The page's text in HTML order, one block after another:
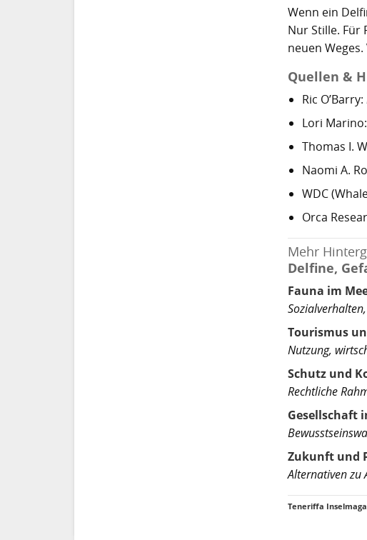
Wenn ein
Nur Stille. Für
neuen
Quellen &
Ric O’Barry:
Lori Marino:
Thomas I.
Naomi A.
WDC
Orca
Mehr
Delfine,
Fauna im
Tourismus
Nutzung,
Schutz und
Rechtliche
Gesellschaft
Zukunft und
Alternativen zu
Teneriffa